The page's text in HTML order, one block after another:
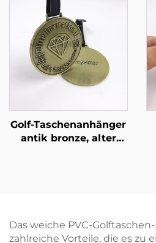
Golf-Taschenanhänger
antik bronze, alter
kundenspezifisches
geprägtes Golf-Logo
Das weiche PVC-
zahlreiche Vorteile, die es zu